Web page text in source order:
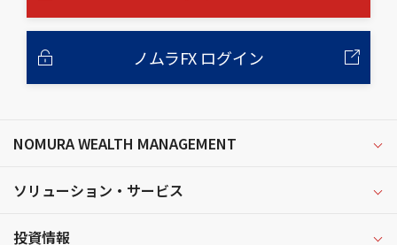
ノムラFX ログイン
NOMURA WEALTH MANAGEMENT
ソリューション・サービス
投資情報